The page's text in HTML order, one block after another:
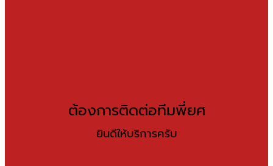
ต้องการติดต่อทีมพี่ยศ
ยินดีให้บริการครับ